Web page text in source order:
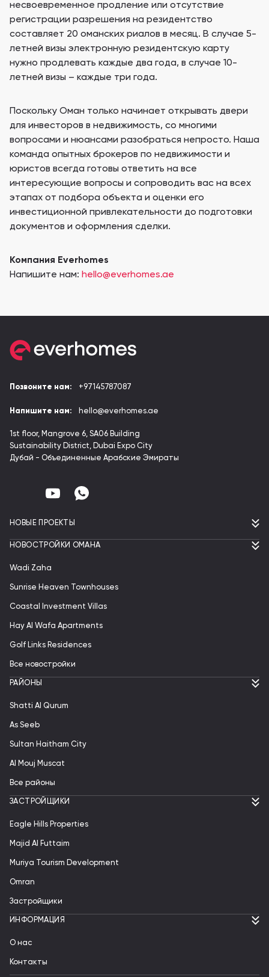
несвоевременное продление или отсутствие
регистрации разрешения на резидентство
составляет 20 оманских риалов в месяц. В случае 5-
летней визы электронную резидентскую карту
нужно продлевать каждые два года, в случае 10-
летней визы – каждые три года.
Поскольку Оман только начинает открывать двери
для инвесторов в недвижимость, со многими
вопросами и нюансами разобраться непросто. Наша
команда опытных брокеров по недвижимости и
юристов всегда готовы ответить на все
интересующие вопросы и сопроводить вас на всех
этапах от подбора объекта и оценки его
инвестиционной привлекательности до подготовки
документов и оформления сделки.
Компания Everhomes
Напишите нам: hello@everhomes.ae
Позвоните нам: +97145787087
Напишите нам: hello@everhomes.ae
1st floor, Mangrove 6, SA06 Building
Sustainability District, Dubai Expo City
Дубай - Объединенные Арабские Эмираты
НОВЫЕ ПРОЕКТЫ
НОВОСТРОЙКИ ОМАНА
Wadi Zaha
Sunrise Heaven Townhouses
Coastal Investment Villas
Hay Al Wafa Apartments
Golf Links Residences
Все новостройки
РАЙОНЫ
Shatti Al Qurum
As Seeb
Sultan Haitham City
Al Mouj Muscat
Все районы
ЗАСТРОЙЩИКИ
Eagle Hills Properties
Majid Al Futtaim
Muriya Tourism Development
Omran
Застройщики
ИНФОРМАЦИЯ
О нас
Контакты